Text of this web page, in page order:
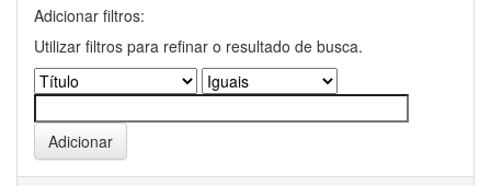
Adicionar filtros:
Utilizar filtros para refinar o resultado de busca.